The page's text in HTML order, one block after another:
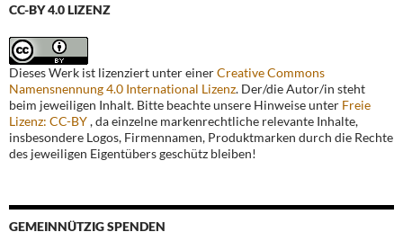
CC-BY 4.0 LIZENZ
Dieses Werk ist lizenziert unter einerCreative Commons
Namensnennung 4.0 International Lizenz. Der/die Autor/in steht
beim jeweiligen Inhalt. Bitte beachte unsere Hinweise unter Freie
Lizenz: CC-BY, da einzelne markenrechtliche relevante Inhalte,
insbesondere Logos, Firmennamen, Produktmarken durch die Rechte
des jeweiligen Eigentübers geschütz bleiben!
GEMEINNÜTZIG SPENDEN